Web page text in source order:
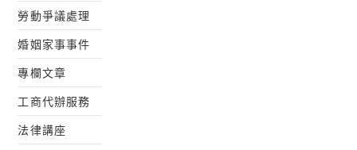
勞動爭議處理
婚姻家事事件
專欄文章
工商代辦服務
法律講座